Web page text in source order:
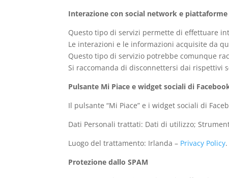
Interazione con social network e piattaforme
Questo tipo di servizi permette di effettuare
Le interazioni e le informazioni acquisite da
Questo tipo di servizio potrebbe comunque
Si raccomanda di disconnettersi dai rispettivi
Pulsante Mi Piace e widget sociali di
Il pulsante “Mi Piace” e i widget sociali di
Dati Personali trattati: Dati di utilizzo;
Luogo del trattamento: Irlanda – Privacy Policy.
Protezione dallo SPAM